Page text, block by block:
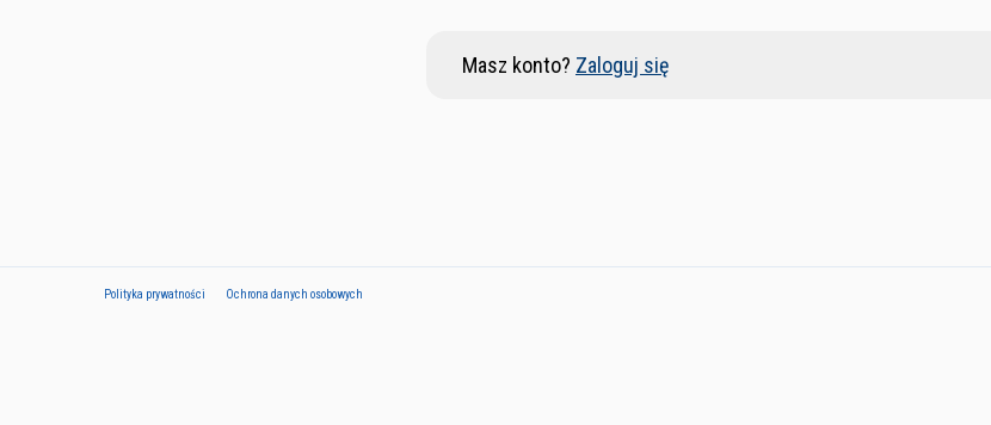
Masz konto? Zaloguj się
Polityka prywatności Ochrona danych osobowych